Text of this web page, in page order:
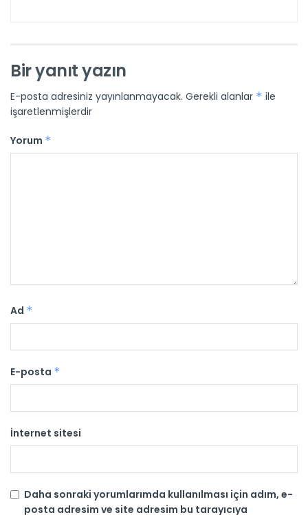
Bir yanıt yazın
E-posta adresiniz yayınlanmayacak. Gerekli alanlar * ile
işaretlenmişlerdir
Yorum *
Ad *
E-posta *
İnternet sitesi
Daha sonraki yorumlarımda kullanılması için adım, e-
posta adresim ve site adresim bu tarayıcıya